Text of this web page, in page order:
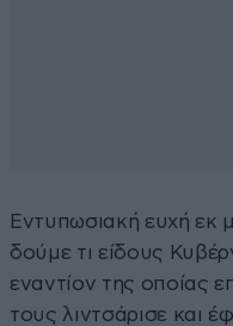
Εντυπωσιακή ευχή εκ
δούμε τι είδους
εναντίον της οποίας
τους λιντσάρισε και